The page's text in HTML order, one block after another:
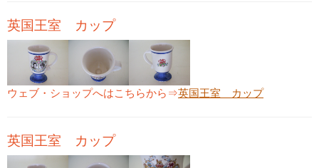
英国王室 カップ
ウェブ・ショップへはこちらから⇒英国王室 カップ
英国王室 カップ